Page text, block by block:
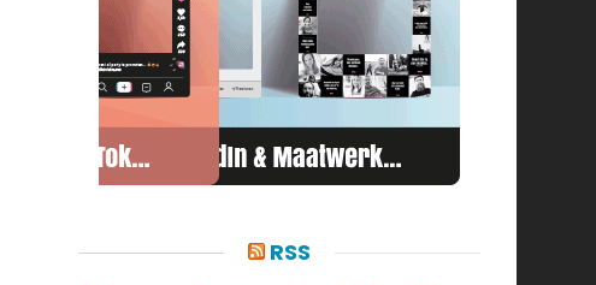
RSS